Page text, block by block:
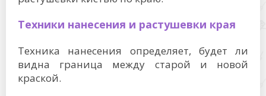
Техники нанесения и растушевки края
Техника нанесения определяет, будет ли
видна граница между старой и новой
краской.